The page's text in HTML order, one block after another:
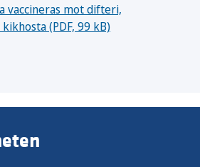
vaccineras mot difteri,
(PDF, 99 kB)